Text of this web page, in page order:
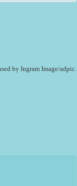
by Ingram Image/adpic.